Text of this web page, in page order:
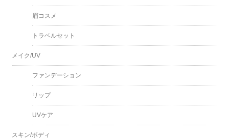
眉コスメ
トラベルセット
メイク/UV
ファンデーション
リップ
UVケア
スキン/ボディ